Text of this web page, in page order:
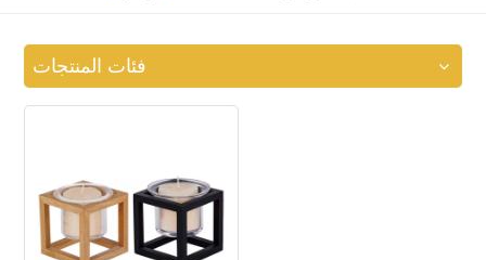
فئات المنتجات